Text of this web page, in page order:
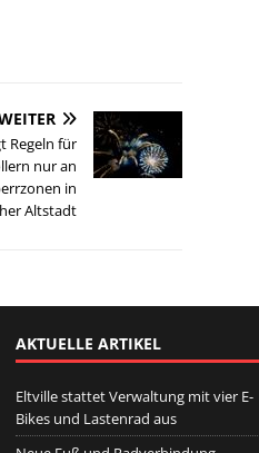
Regeln für
nur an
in
Altstadt
AKTUELLE ARTIKEL
Eltville stattet Verwaltung mit vier E-
Bikes und Lastenrad aus